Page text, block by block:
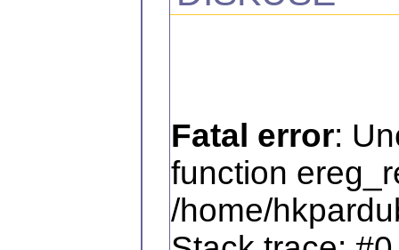
Fatal error:
function
/home/